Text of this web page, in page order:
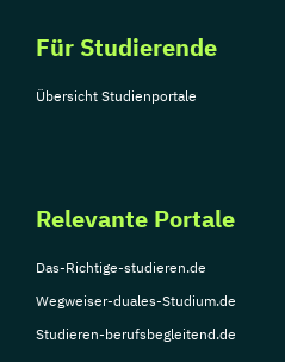
Für Studierende
Übersicht Studienportale
Relevante Portale
Das-Richtige-studieren.de
Wegweiser-duales-Studium.de
Studieren-berufsbegleitend.de